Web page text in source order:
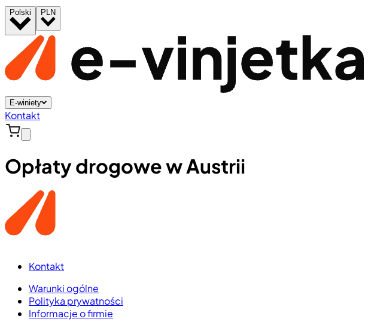
Polski PLN
E-winiety
Kontakt
Opłaty drogowe w Austrii
Kontakt
Warunki ogólne
Polityka prywatności
Informacje o firmie